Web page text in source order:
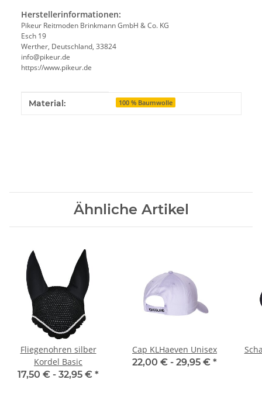
Herstellerinformationen:
Pikeur Reitmoden Brinkmann GmbH & Co. KG
Esch 19
Werther, Deutschland, 33824
info@pikeur.de
https://www.pikeur.de
Produkteigenschaft
Wert
Material: 100 % Baumwolle
Ähnliche Artikel
Fliegenohren silber
Kordel Basic
17,50 € - 32,95 € *
Cap KLHaeven Unisex
22,00 € - 29,95 € *